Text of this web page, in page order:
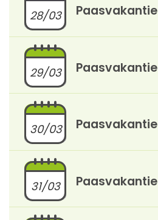
28/03 Paasvakantie
29/03 Paasvakantie
30/03 Paasvakantie
31/03 Paasvakantie